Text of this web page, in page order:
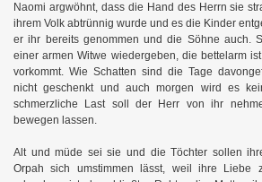
Naomi argwöhnt, dass die Hand des Herrn sie
ihrem Volk abtrünnig wurde und es die Kinder
er ihr bereits genommen und die Söhne auch.
einer armen Witwe wiedergeben, die bettelarm
vorkommt. Wie Schatten sind die Tage
nicht geschenkt und auch morgen wird es
schmerzliche Last soll der Herr von ihr
bewegen lassen.
Alt und müde sei sie und die Töchter sollen
Orpah sich umstimmen lässt, weil ihre Liebe